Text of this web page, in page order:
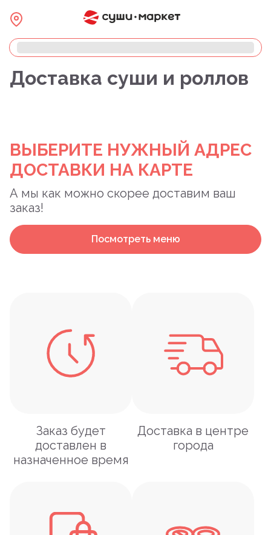
Доставка суши и роллов
ВЫБЕРИТЕ НУЖНЫЙ АДРЕС
ДОСТАВКИ НА КАРТЕ
А мы как можно скорее доставим ваш
заказ!
Посмотреть меню
Заказ будет
доставлен в
назначенное время
Доставка в центре
города